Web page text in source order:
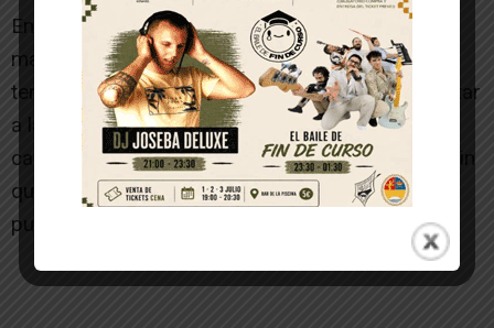
En el reinicio del partido, ante la diferencia en el
marcador, fue difícil para las riberas mantener la
tensión y se les dieron más facilidades para anotar
a las locales además de cometer fallos en
canastas que deberían haber sido fáciles, pero sin
que nunca las jugadoras del Sagrado Corazón
pudieran disminuir su desventaja en el tanteo